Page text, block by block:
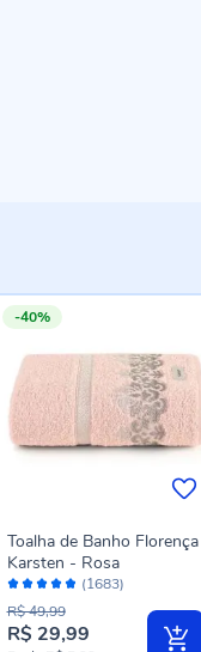
-40%
Avaliação:
96%
(1683)
Toalha de Banho Florença
Karsten - Rosa
R$ 29,99
R$ 49,99